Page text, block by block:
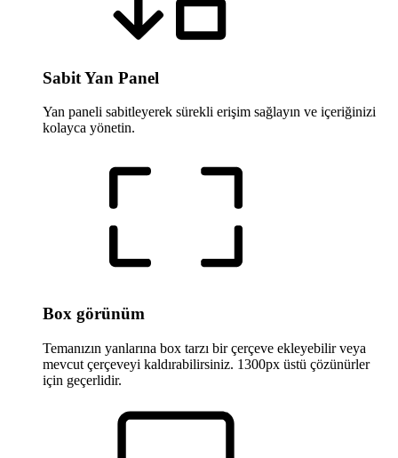
Sabit Yan Panel
Yan paneli sabitleyerek sürekli erişim sağlayın ve içeriğinizi
kolayca yönetin.
Box görünüm
Temanızın yanlarına box tarzı bir çerçeve ekleyebilir veya
mevcut çerçeveyi kaldırabilirsiniz. 1300px üstü çözünürler
için geçerlidir.